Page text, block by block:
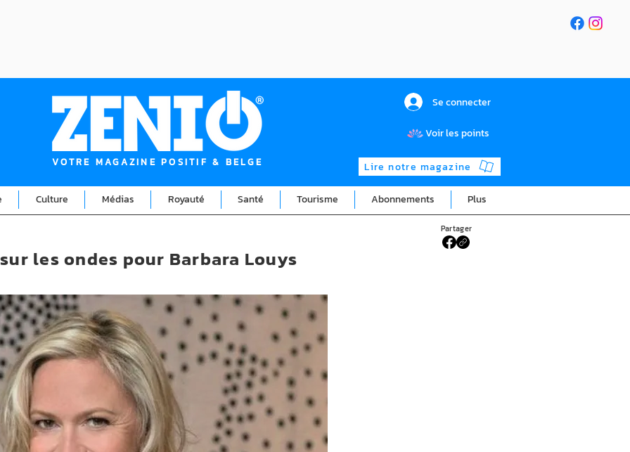
VOTRE MAGAZINE POSITIF & BELGE
Se connecter
Voir les points
Lire notre magazine
Culture Médias Royauté Santé Tourisme Abonnements Plus
Partager
les ondes pour Barbara Louys